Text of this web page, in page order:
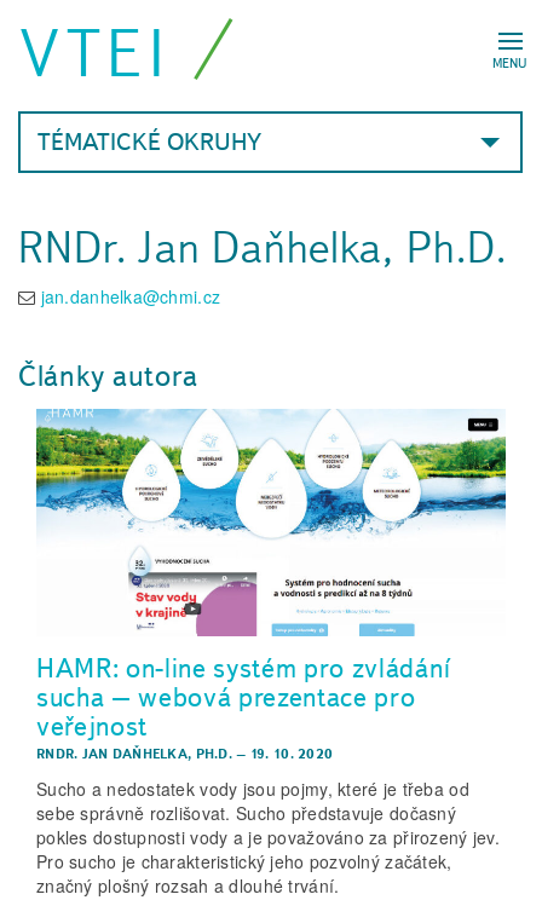
MENU
VTEI
TÉMATICKÉ OKRUHY
RNDr. Jan Daňhelka, Ph.D.
jan.danhelka@chmi.cz
Články autora
HAMR: on-line systém pro zvládání
sucha – webová prezentace pro
veřejnost
RNDR. JAN DAŇHELKA, PH.D. – 19. 10. 2020
Sucho a nedostatek vody jsou pojmy, které je třeba od
sebe správně rozlišovat. Sucho představuje dočasný
pokles dostupnosti vody a je považováno za přirozený jev.
Pro sucho je charakteristický jeho pozvolný začátek,
značný plošný rozsah a dlouhé trvání.